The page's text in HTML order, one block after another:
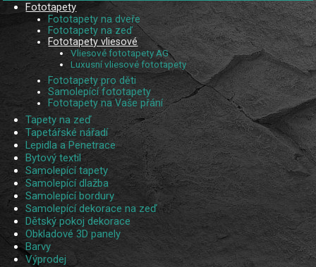
Fototapety
Fototapety na dveře
Fototapety na zeď
Fototapety vliesové
Vliesové fototapety AG
Luxusní vliesové fototapety
Fototapety pro děti
Samolepící fototapety
Fototapety na Vaše přání
Tapety na zeď
Tapetářské nářadí
Lepidla a Penetrace
Bytový textil
Samolepící tapety
Samolepící dlažba
Samolepící bordury
Samolepící dekorace na zeď
Dětský pokoj dekorace
Obkladové 3D panely
Barvy
Výprodej